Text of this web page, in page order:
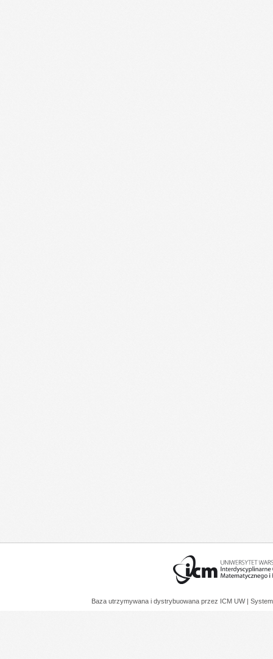
Baza utrzymywana i dystrybuowana przez ICM UW |